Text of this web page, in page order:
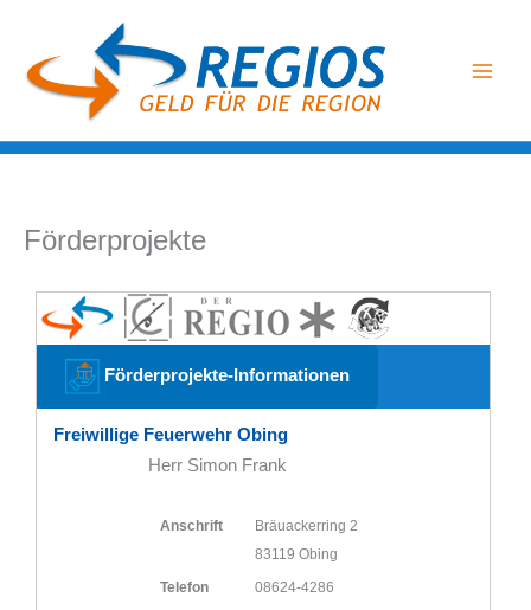
springen
Förderprojekte
Förderprojekte-Informationen
Freiwillige Feuerwehr Obing
Herr Simon Frank
Anschrift
Bräuackerring 2
83119 Obing
Telefon
08624-4286